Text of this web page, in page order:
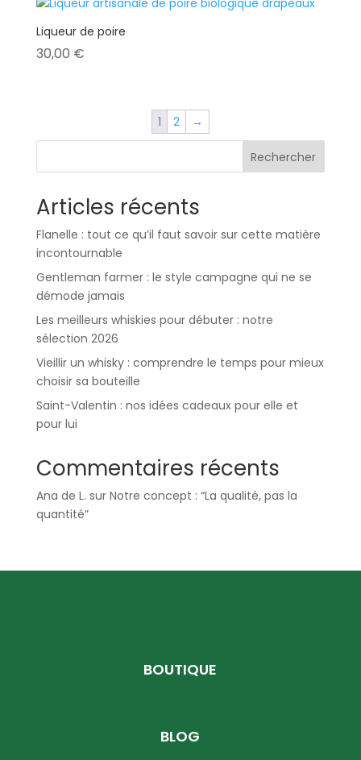
Liqueur de poire
30,00 €
1 2 →
Rechercher
Articles récents
Flanelle : tout ce qu’il faut savoir sur cette matière
incontournable
Gentleman farmer : le style campagne qui ne se
démode jamais
Les meilleurs whiskies pour débuter : notre
sélection 2026
Vieillir un whisky : comprendre le temps pour mieux
choisir sa bouteille
Saint-Valentin : nos idées cadeaux pour elle et
pour lui
Commentaires récents
Ana de L. sur Notre concept : “La qualité, pas la
quantité”
BOUTIQUE
BLOG